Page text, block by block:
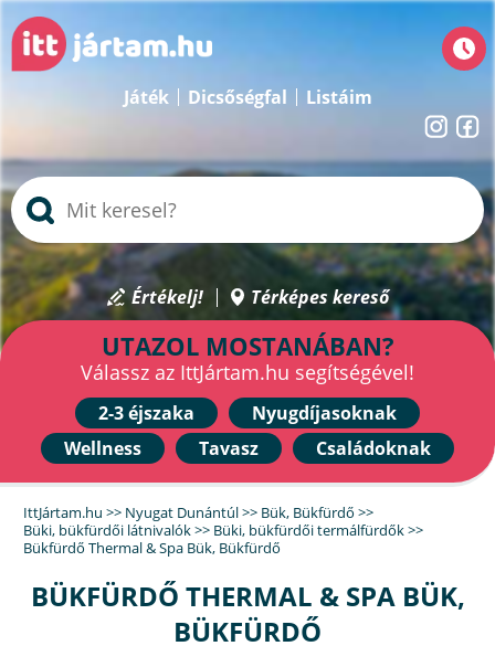
Játék Dicsőségfal Listáim
Értékelj! Térképes kereső
UTAZOL MOSTANÁBAN?
Válassz az IttJártam.hu segítségével!
2-3 éjszaka
Nyugdíjasoknak
Wellness
Tavasz Családoknak
IttJártam.hu >> Nyugat Dunántúl>> Bük, Bükfürdő >>
Büki, bükfürdői látnivalók>> Büki, bükfürdői termálfürdők>>
Bükfürdő Thermal & Spa Bük, Bükfürdő
BÜKFÜRDŐ THERMAL & SPA BÜK,
BÜKFÜRDŐ